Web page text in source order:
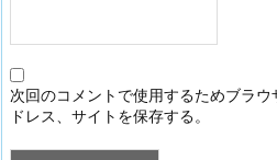
次回のコメントで使用するためブラ
ドレス、サイトを保存する。